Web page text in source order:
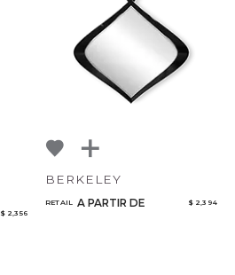
$ 2,356
BERKELEY
RETAIL A PARTIR DE $ 2,394